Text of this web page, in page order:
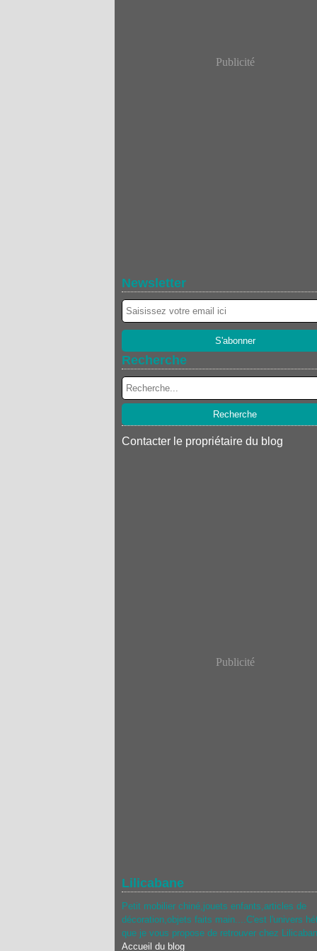
Publicité
Newsletter
Recherche
Contacter le propriétaire du blog
Publicité
Lilicabane
Petit mobilier chiné,jouets enfants,articles de
décoration,objets faits main....C'est l'univers
que je vous propose de retrouver chez
Accueil du blog